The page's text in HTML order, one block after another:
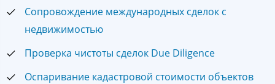
Сопровождение международных сделок с
недвижимостью
Проверка чистоты сделок Due Diligence
Оспаривание кадастровой стоимости объектов